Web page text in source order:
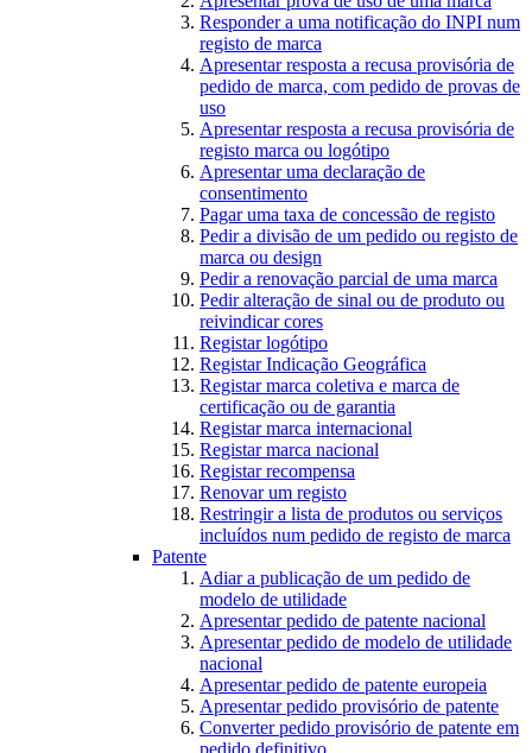
Responder a uma notificação do INPI num
registo de marca
Apresentar resposta a recusa provisória de
pedido de marca, com pedido de provas de
uso
Apresentar resposta a recusa provisória de
registo marca ou logótipo
Apresentar uma declaração de
consentimento
Pagar uma taxa de concessão de registo
Pedir a divisão de um pedido ou registo de
marca ou design
Pedir a renovação parcial de uma marca
Pedir alteração de sinal ou de produto ou
reivindicar cores
Registar logótipo
Registar Indicação Geográfica
Registar marca coletiva e marca de
certificação ou de garantia
Registar marca internacional
Registar marca nacional
Registar recompensa
Renovar um registo
Restringir a lista de produtos ou serviços
incluídos num pedido de registo de marca
Patente
Adiar a publicação de um pedido de
modelo de utilidade
Apresentar pedido de patente nacional
Apresentar pedido de modelo de utilidade
nacional
Apresentar pedido de patente europeia
Apresentar pedido provisório de patente
Converter pedido provisório de patente em
pedido definitivo